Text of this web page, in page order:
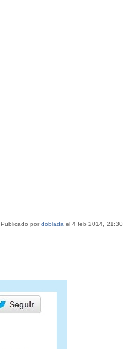
Publicado pordoblada el 4 feb 2014, 21:30